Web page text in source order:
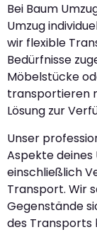
Bei Baum
Umzug
wir flexible
Bedürfnisse
Möbelstücke
transportieren
Lösung zur
Unser
Aspekte deines
einschließlich
Transport. Wir
Gegenstände
des Transports